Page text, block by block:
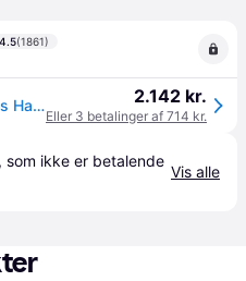
4.5(1861)
(ComputerSalg) Ghd Ghd Helios Hair Dryer In White 2.142 kr.
Eller 3 betalinger af 714 kr.
, som ikke er betalende
Vis alle